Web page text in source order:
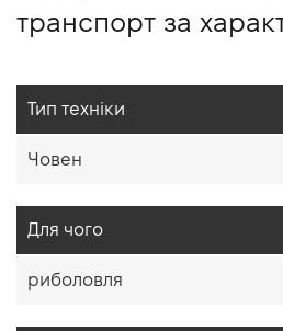
транспорт за
Тип техніки
Човен
Для чого
риболовля